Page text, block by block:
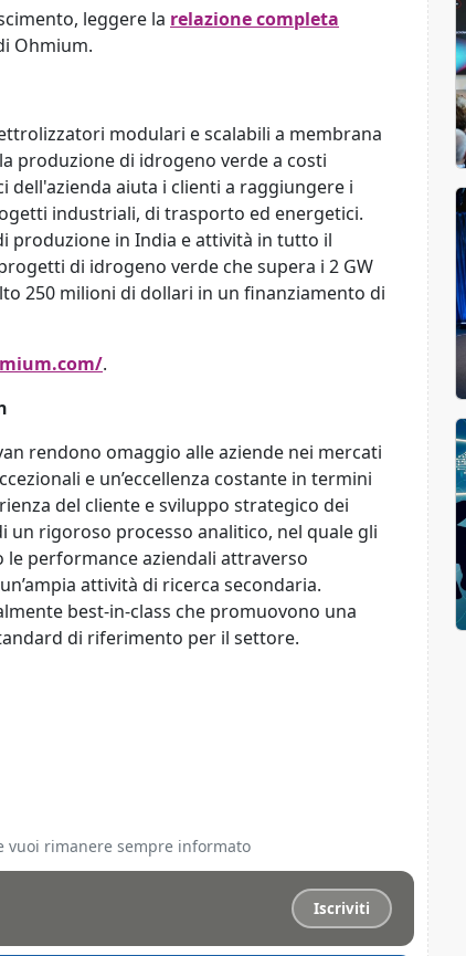
leggere la relazione completa
Ohmium.
modulari e scalabili a membrana
produzione di idrogeno verde a costi
aiuta i clienti a raggiungere i
industriali, di trasporto ed energetici.
produzione in India e attività in tutto il
di idrogeno verde che supera i 2 GW
250 milioni di dollari in un finanziamento di
.
rendono omaggio alle aziende nei mercati
e un’eccellenza costante in termini
del cliente e sviluppo strategico dei
rigoroso processo analitico, nel quale gli
le performance aziendali attraverso
attività di ricerca secondaria.
best-in-class che promuovono una
di riferimento per il settore.
vuoi rimanere sempre informato
Iscriviti